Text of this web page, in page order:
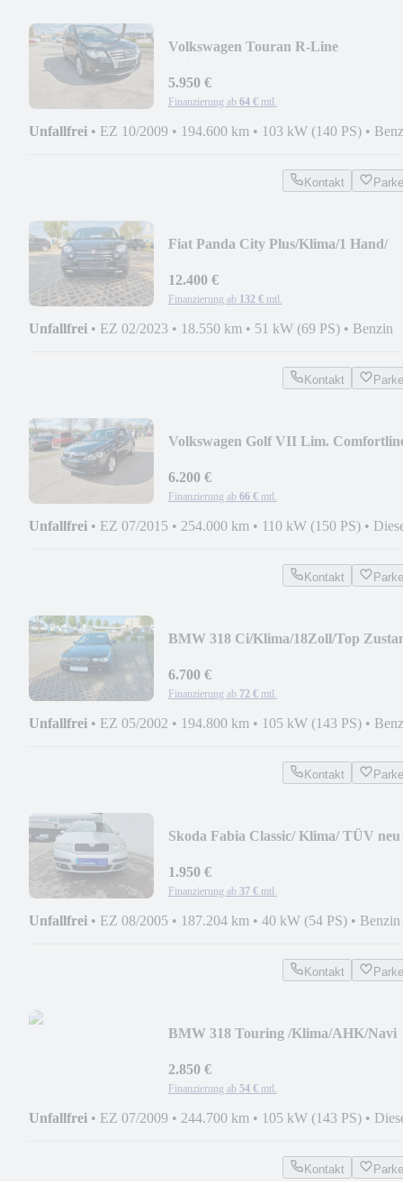
Volkswagen Touran R-Line
5.950 €
Finanzierung ab 64 € mtl.
Unfallfrei • EZ 10/2009 • 194.600 km • 103 kW (140 PS) •
Kontakt
Fiat Panda City Plus/Klima/1 Hand/
12.400 €
Finanzierung ab 132 € mtl.
Unfallfrei • EZ 02/2023 • 18.550 km • 51 kW (69 PS) • Benzin
Kontakt
Volkswagen Golf VII Lim.
6.200 €
Finanzierung ab 66 € mtl.
Unfallfrei • EZ 07/2015 • 254.000 km • 110 kW (150 PS) •
Kontakt
BMW 318 Ci/Klima/18Zoll/Top
6.700 €
Finanzierung ab 72 € mtl.
Unfallfrei • EZ 05/2002 • 194.800 km • 105 kW (143 PS) •
Kontakt
Skoda Fabia Classic/ Klima/ TÜV neu
1.950 €
Finanzierung ab 37 € mtl.
Unfallfrei • EZ 08/2005 • 187.204 km • 40 kW (54 PS) • Benzin
Kontakt
BMW 318 Touring /Klima/AHK/Navi
2.850 €
Finanzierung ab 54 € mtl.
Unfallfrei • EZ 07/2009 • 244.700 km • 105 kW (143 PS) •
Kontakt